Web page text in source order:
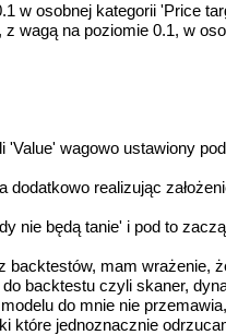
w osobnej kategorii 'Price
wagą na poziomie 0.1, w
wagowo ustawiony
dodatkowo realizując
nie będą tanie' i pod to
backtestów, mam
backtestu czyli skaner,
do mnie nie
które jednoznacznie